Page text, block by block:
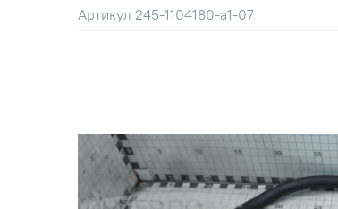
Артикул 245-1104180-а1-07